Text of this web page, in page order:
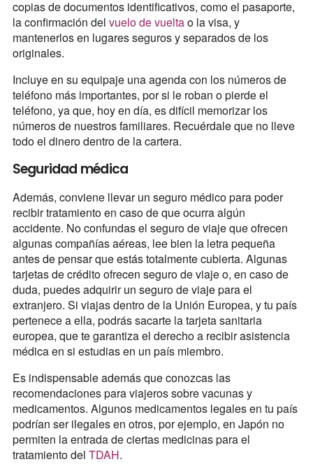
copias de documentos identificativos, como el pasaporte,
la confirmación del vuelo de vueltao la visa, y
mantenerlos en lugares seguros y separados de los
originales.
Incluye en su equipaje una agenda con los números de
teléfono más importantes, por si le roban o pierde el
teléfono, ya que, hoy en día, es difícil memorizar los
números de nuestros familiares. Recuérdale que no lleve
todo el dinero dentro de la cartera.
Seguridad médica
Además, conviene llevar un seguro médico para poder
recibir tratamiento en caso de que ocurra algún
accidente. No confundas el seguro de viaje que ofrecen
algunas compañías aéreas, lee bien la letra pequeña
antes de pensar que estás totalmente cubierta. Algunas
tarjetas de crédito ofrecen seguro de viaje o, en caso de
duda, puedes adquirir un seguro de viaje para el
extranjero. Si viajas dentro de la Unión Europea, y tu país
pertenece a ella, podrás sacarte la tarjeta sanitaria
europea, que te garantiza el derecho a recibir asistencia
médica en si estudias en un país miembro.
Es indispensable además que conozcas las
recomendaciones para viajeros sobre vacunas y
medicamentos. Algunos medicamentos legales en tu país
podrían ser ilegales en otros, por ejemplo, en Japón no
permiten la entrada de ciertas medicinas para el
tratamiento del TDAH.